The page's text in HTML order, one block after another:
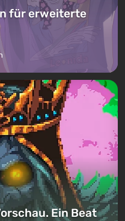
für erweiterte
Ein Beat